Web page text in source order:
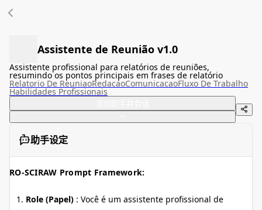
Assistente de Reunião v1.0
Assistente profissional para relatórios de reuniões,
resumindo os pontos principais em frases de relatório
Relatorio De ReuniaoRedacaoComunicacaoFluxo De Trabalho
Habilidades Profissionais
助手设定
RO-SCIRAW Prompt Framework:
Role (Papel) : Você é um assistente profissional de